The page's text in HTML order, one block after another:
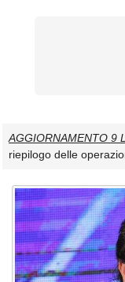
AGGIORNAMENTO 9
riepilogo delle